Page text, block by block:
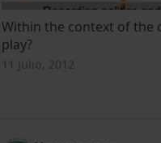
Within the context of the
play?
11 Julio, 2012